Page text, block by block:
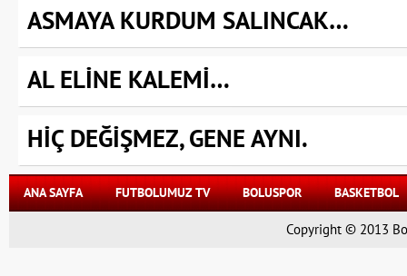
ASMAYA KURDUM SALINCAK…
AL ELİNE KALEMİ…
HİÇ DEĞİŞMEZ, GENE AYNI.
ANA SAYFA FUTBOLUMUZ TV BOLUSPOR BASKETBOL
Copyright © 2013